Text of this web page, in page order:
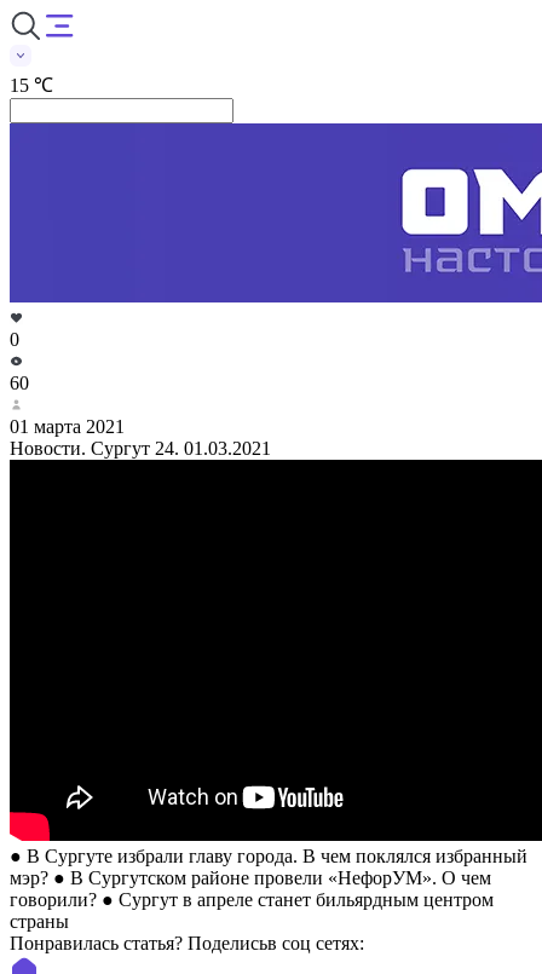
15 ℃
0
60
01 марта 2021
Новости. Сургут 24. 01.03.2021
● В Сургуте избрали главу города. В чем поклялся избранный
мэр? ● В Сургутском районе провели «НефорУМ». О чем
говорили? ● Сургут в апреле станет бильярдным центром
страны
Понравилась статья? Поделиcьв соц сетях: